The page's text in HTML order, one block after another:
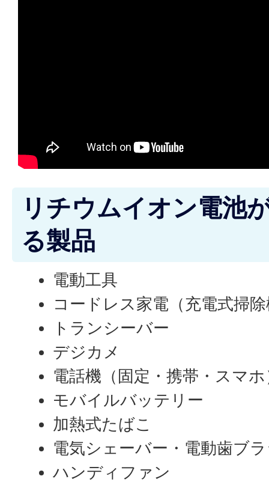
リチウムイオン電池
る製品
電動工具
コードレス家電（充電式掃
トランシーバー
デジカメ
電話機（固定・携帯・スマホ
モバイルバッテリー
加熱式たばこ
電気シェーバー・電動歯ブ
ハンディファン